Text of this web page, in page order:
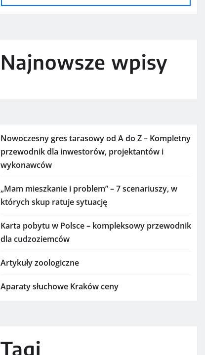
Najnowsze wpisy
Nowoczesny gres tarasowy od A do Z – Kompletny
przewodnik dla inwestorów, projektantów i
wykonawców
„Mam mieszkanie i problem” – 7 scenariuszy, w
których skup ratuje sytuację
Karta pobytu w Polsce – kompleksowy przewodnik
dla cudzoziemców
Artykuły zoologiczne
Aparaty słuchowe Kraków ceny
Tagi